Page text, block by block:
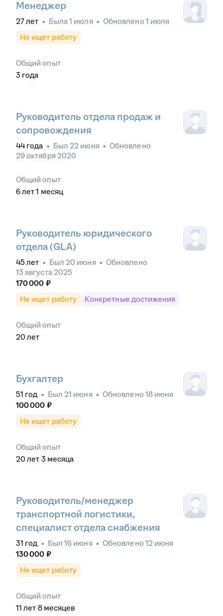
Менеджер
27лет • Была1 июля • Обновлено 1 июля
Не ищет работу
Общий опыт
3 года
Руководитель отдела продаж и
сопровождения
44 года • Был 22 июня • Обновлено
29 октября 2020
Общий опыт
6лет 1 месяц
Руководитель юридического
отдела (GLA)
45 лет • Был 20 июня • Обновлено
13 августа 2025
170 000 ₽
Не ищет работу
Конкретные достижения
Общий опыт
20 лет
Бухгалтер
51 год • Был 21 июня • Обновлено 18 июня
100 000 ₽
Не ищет работу
Общий опыт
20 лет 3 месяца
Руководитель/менеджер
транспортной логистики,
специалист отдела снабжения
31 год • Был 16 июня • Обновлено 12 июня
130 000 ₽
Не ищет работу
Общий опыт
11 лет 8 месяцев